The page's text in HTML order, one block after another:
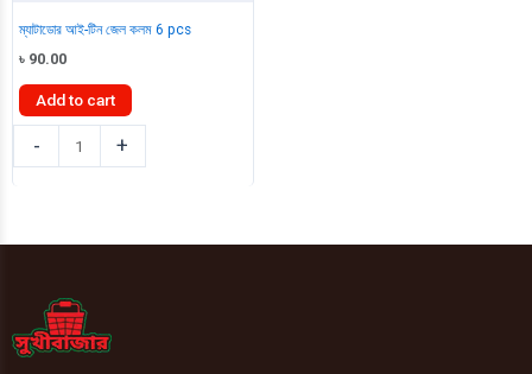
ম্যাটাডোর আই-টিন জেল কলম 6 pcs
৳ 90.00
Add to cart
-
আই-
কলম
quantity
+